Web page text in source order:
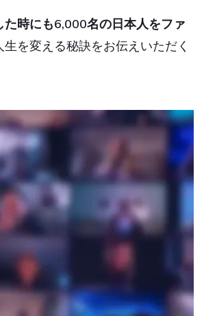
時にも6,000名の日本人をファ
を変える秘訣をお伝えいただく